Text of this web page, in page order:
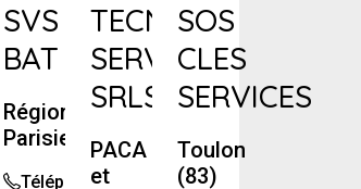
SVS
BAT
Région
Parisienne
Téléphone
TECNICAL
SERV
SRLS
PACA
et
SOS
CLES
SERVICES
Toulon
(83)